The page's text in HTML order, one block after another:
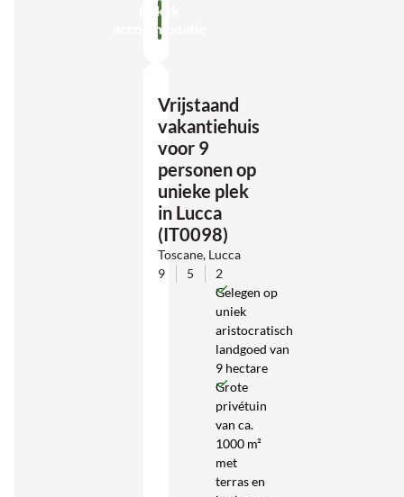
Bekijk
accommodatie
Vrijstaand
vakantiehuis
voor 9
personen op
unieke plek
in Lucca
(IT0098)
Toscane, Lucca
9
5
2
Gelegen op
uniek
aristocratisch
landgoed van
9 hectare
Grote
privétuin
van ca.
1000 m²
met
terras en